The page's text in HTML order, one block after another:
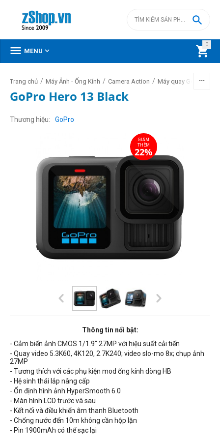
0


 MENU 
Trang chủ / Máy Ảnh - Ống Kính / Camera Action / Máy quay GoPro
GoPro Hero 13 Black
Thương hiệu GoPro
Thông tin nổi bật:
- Cảm biến ảnh CMOS 1/1.9" 27MP với hiệu suất cải tiến
- Quay video 5.3K60, 4K120, 2.7K240; video slo-mo 8x; chụp ảnh
27MP
- Tương thích với các phụ kiện mod ống kính dòng HB
- Hệ sinh thái lắp nâng cấp
- Ổn định hình ảnh HyperSmooth 6.0
- Màn hình LCD trước và sau
- Kết nối và điều khiển âm thanh Bluetooth
- Chống nước đến 10m không cần hộp lặn
- Pin 1900mAh có thể sạc lại